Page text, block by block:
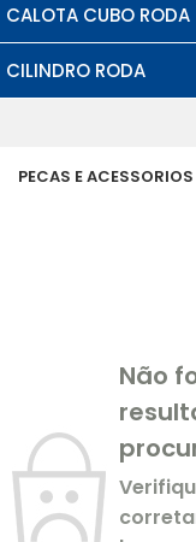
CALOTA CUBO RODA
CILINDRO RODA
PECAS E
Não